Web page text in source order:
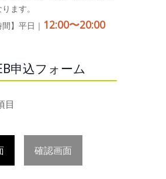
ます。
】平日｜ 12:00〜20:00
申込フォーム
目
確認画面